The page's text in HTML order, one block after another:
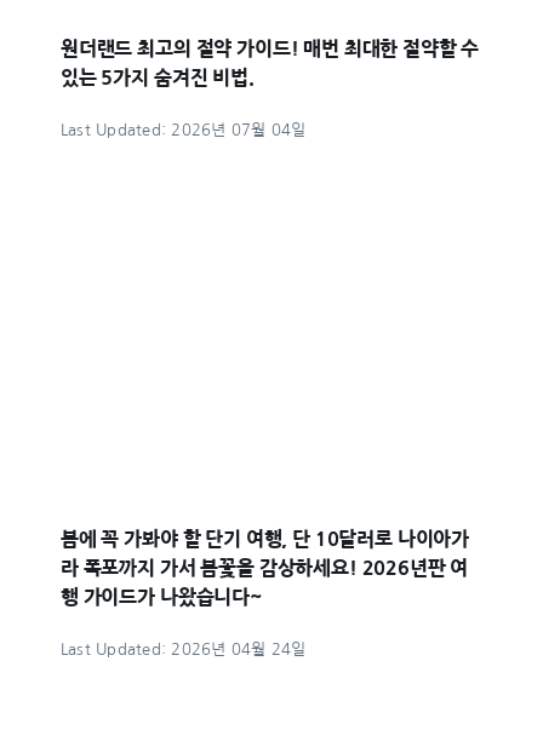
원더랜드 최고의 절약 가이드! 매번 최대한 절약할 수
있는 5가지 숨겨진 비법.
Last Updated: 2026년 07월 04일
봄에 꼭 가봐야 할 단기 여행, 단 10달러로 나이아가
라 폭포까지 가서 봄꽃을 감상하세요! 2026년판 여
행 가이드가 나왔습니다~
Last Updated: 2026년 04월 24일